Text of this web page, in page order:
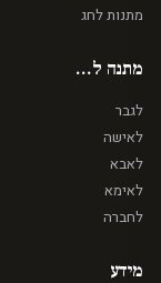
מתנות לחג
מתנה ל...
לגבר
לאישה
לאבא
לאימא
לחברה
מידע